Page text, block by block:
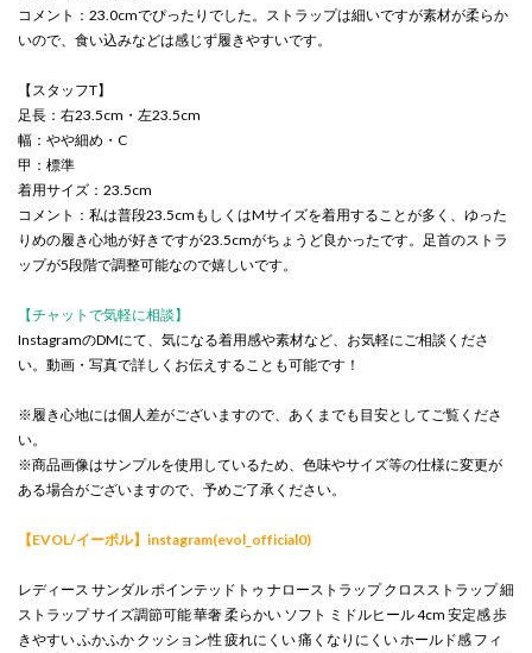
コメント：23.0cmでぴったりでした。ストラップは細いですが素材が柔らか
いので、食い込みなどは感じず履きやすいです。
【スタッフT】
足長：右23.5cm・左23.5cm
幅：やや細め・C
甲：標準
着用サイズ：23.5cm
コメント：私は普段23.5cmもしくはMサイズを着用することが多く、ゆった
りめの履き心地が好きですが23.5cmがちょうど良かったです。足首のストラ
ップが5段階で調整可能なので嬉しいです。
【チャットで気軽に相談】
InstagramのDMにて、気になる着用感や素材など、お気軽にご相談くださ
い。動画・写真で詳しくお伝えすることも可能です！
※履き心地には個人差がございますので、あくまでも目安としてご覧くださ
い。
※商品画像はサンプルを使用しているため、色味やサイズ等の仕様に変更が
ある場合がございますので、予めご了承ください。
【EVOL/イーボル】instagram(evol_official0)
レディース サンダル ポインテッドトゥ ナローストラップ クロスストラップ 細
ストラップ サイズ調節可能 華奢 柔らかい ソフト ミドルヒール 4cm 安定感 歩
きやすい ふかふか クッション性 疲れにくい 痛くなりにくい ホールド感 フィ